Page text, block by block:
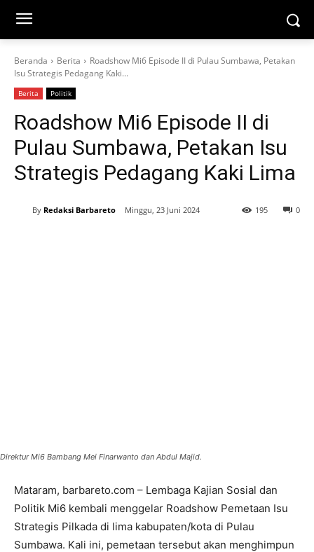
Beranda Berita
Roadshow Mi6 Episode II di Pulau Sumbawa, Petakan
Isu Strategis Pedagang Kaki...
Berita Politik
Roadshow Mi6 Episode II di
Pulau Sumbawa, Petakan Isu
Strategis Pedagang Kaki Lima
By Redaksi Barbareto Minggu, 23 Juni 2024 0
195
Direktur Mi6 Bambang Mei Finarwanto dan Abdul Majid.
Mataram, barbareto.com – Lembaga Kajian Sosial dan
Politik Mi6 kembali menggelar Roadshow Pemetaan Isu
Strategis Pilkada di lima kabupaten/kota di Pulau
Sumbawa. Kali ini, pemetaan tersebut akan menghimpun